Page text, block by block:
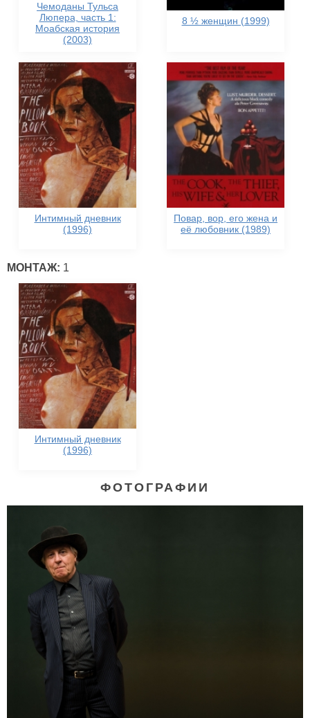
Чемоданы Тульса
Люпера, часть 1:
Моабская история
(2003)
8 ½ женщин (1999)
Интимный дневник
(1996)
Повар, вор, его жена и
её любовник (1989)
МОНТАЖ: 1
Интимный дневник
(1996)
ФОТОГРАФИИ